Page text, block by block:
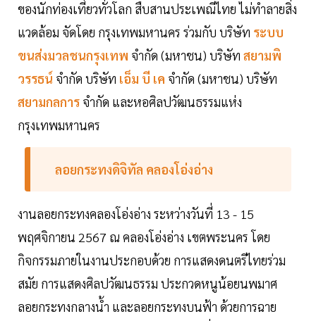
ของนักท่องเที่ยวทั่วโลก สืบสานประเพณีไทย ไม่ทำลายสิ่ง
แวดล้อม จัดโดย กรุงเทพมหานคร ร่วมกับ บริษัท ระบบ
ขนส่งมวลชนกรุงเทพ จำกัด (มหาชน) บริษัท สยามพิ
วรรธน์ จำกัด บริษัท เอ็ม บี เค จำกัด (มหาชน) บริษัท
สยามกลการ จำกัด และหอศิลปวัฒนธรรมแห่ง
กรุงเทพมหานคร
ลอยกระทงดิจิทัล คลองโอ่งอ่าง
งานลอยกระทงคลองโอ่งอ่าง ระหว่างวันที่ 13 - 15
พฤศจิกายน 2567 ณ คลองโอ่งอ่าง เขตพระนคร โดย
กิจกรรมภายในงานประกอบด้วย การแสดงดนตรีไทยร่วม
สมัย การแสดงศิลปวัฒนธรรม ประกวดหนูน้อยนพมาศ
ลอยกระทงกลางน้ำ และลอยกระทงบนฟ้า ด้วยการฉาย